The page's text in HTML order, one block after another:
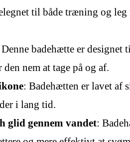
til både træning og
badehætte er
nem at tage på og af.
: Badehætten er lavet af
i lang tid.
glid gennem vandet: